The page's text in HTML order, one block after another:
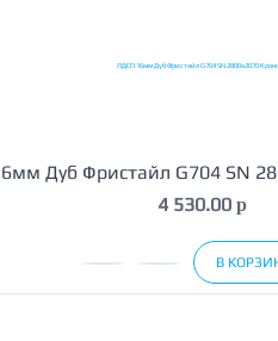
Дуб Фристайл G704 SN
4 530.00 p
В